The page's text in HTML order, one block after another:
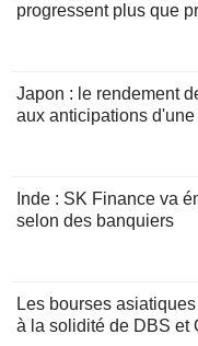
progressent plus que
Japon : le rendement
aux anticipations
Inde : SK Finance va
selon des banquiers
Les bourses
à la solidité de DBS et